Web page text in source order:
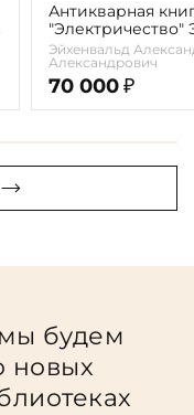
Антикварная
"Электричество"
А.А. 1913г.
Эйхенвальд
Александрович
70 000 ₽
будем
новых